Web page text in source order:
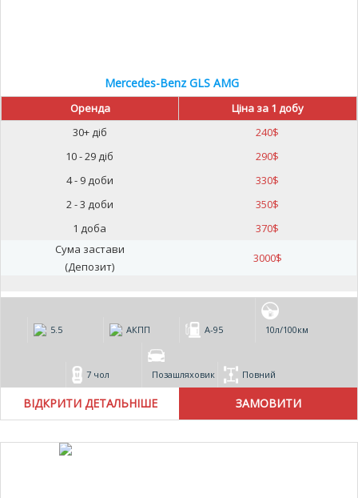
Mercedes-Benz GLS AMG
Оренда
Ціна за 1 добу
30+ діб
240$
10 - 29 діб
290$
4 - 9 доби
330$
2 - 3 доби
350$
1 доба
370$
Сума застави
(Депозит)
3000$
5.5 АКПП А-95 10л/100км
7 чол Позашляховик Повний
ВІДКРИТИ ДЕТАЛЬНІШЕ